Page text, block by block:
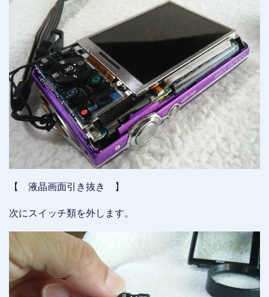
【 液晶画面引き抜き 】
次にスイッチ類を外します。